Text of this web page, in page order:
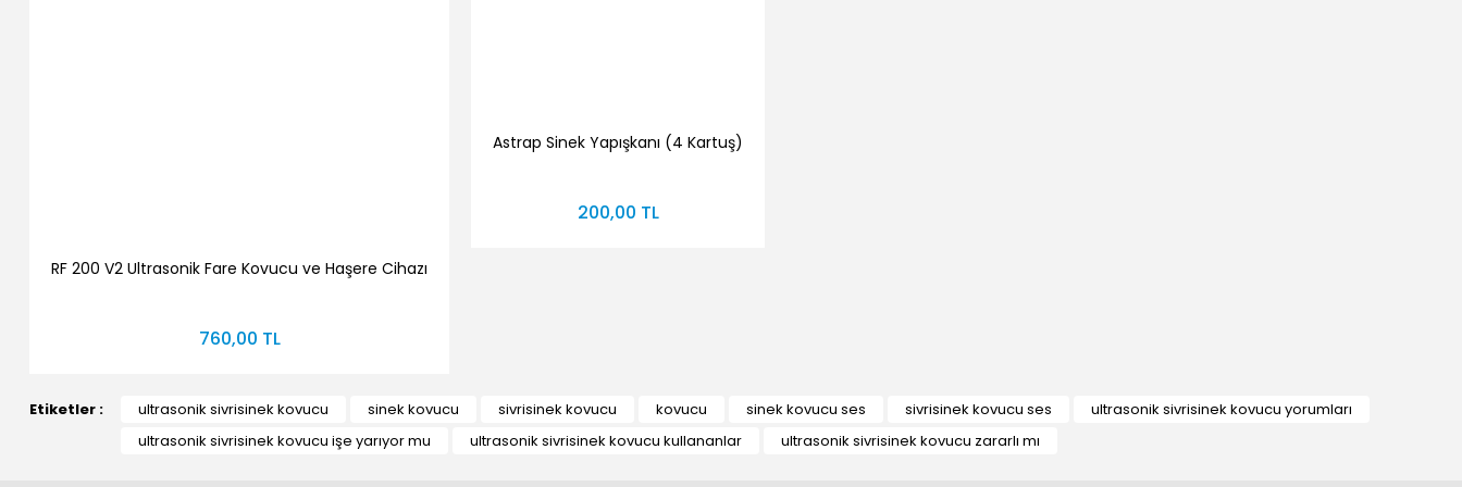
RF 200 V2 Ultrasonik Fare Kovucu ve Haşere Cihazı
760,00 TL
Astrap Sinek Yapışkanı (4 Kartuş)
200,00 TL
Etiketler : ultrasonik sivrisinek kovucu sinek kovucu sivrisinek kovucu kovucu sinek kovucu ses sivrisinek kovucu ses
ultrasonik sivrisinek kovucu yorumları
ultrasonik sivrisinek kovucu işe yarıyor mu
ultrasonik sivrisinek kovucu kullananlar ultrasonik sivrisinek kovucu zararlı mı